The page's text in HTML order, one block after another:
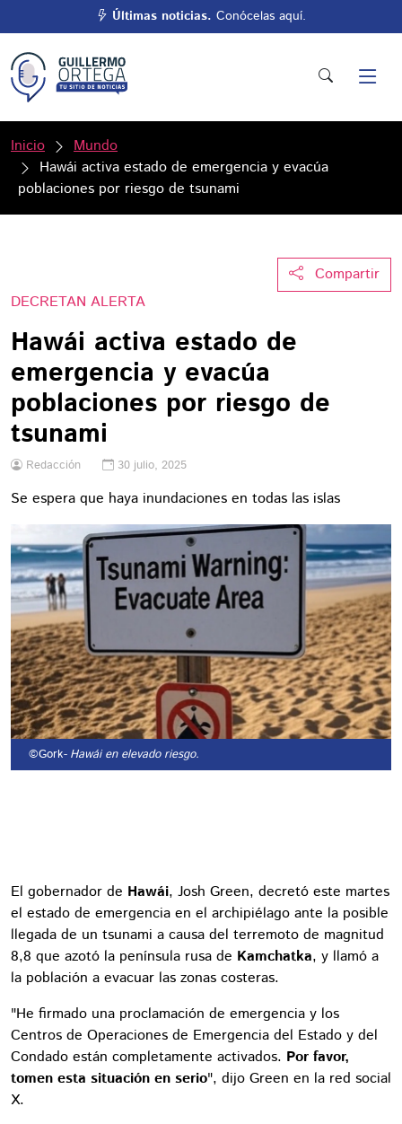
Últimas noticias. Conócelas aquí.
Inicio
Mundo
Hawái activa estado de emergencia y evacúa
poblaciones por riesgo de tsunami
Compartir
DECRETAN ALERTA
Hawái activa estado de
emergencia y evacúa
poblaciones por riesgo de
tsunami
Redacción 30 julio, 2025
Se espera que haya inundaciones en todas las islas
©Gork- Hawái en elevado riesgo.
El gobernador de Hawái, Josh Green, decretó este martes
el estado de emergencia en el archipiélago ante la posible
llegada de un tsunami a causa del terremoto de magnitud
8,8 que azotó la península rusa de Kamchatka, y llamó a
la población a evacuar las zonas costeras.
"He firmado una proclamación de emergencia y los
Centros de Operaciones de Emergencia del Estado y del
Condado están completamente activados. Por favor,
tomen esta situación en serio", dijo Green en la red social
X.